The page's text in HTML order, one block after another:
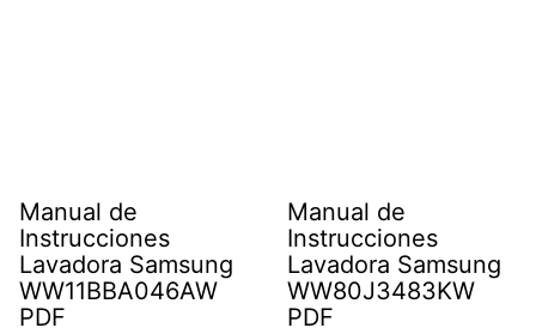
Manual de
Instrucciones
Lavadora Samsung
WW11BBA046AW
PDF
Manual de
Instrucciones
Lavadora Samsung
WW80J3483KW
PDF